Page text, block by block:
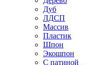
Дуб
ЛДСП
Массив
Пластик
Шпон
Экошпон
С патиной